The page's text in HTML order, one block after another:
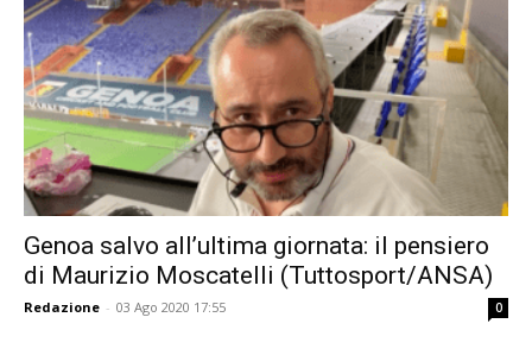
Genoa salvo all’ultima giornata: il pensiero
di Maurizio Moscatelli (Tuttosport/ANSA)
Redazione - 03 Ago 2020 17:55 0